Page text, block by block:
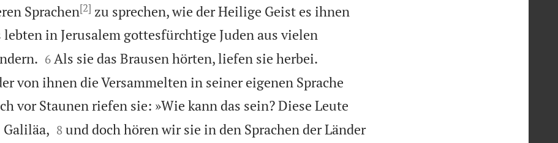
Sprachen[2] zu sprechen, wie der Heilige Geist es ihnen
lebten in Jerusalem gottesfürchtige Juden aus vielen

6 Als sie das Brausen hörten, liefen sie herbei.
von ihnen die Versammelten in seiner eigenen Sprache
vor Staunen riefen sie: »Wie kann das sein? Diese Leute

8 und doch hören wir sie in den Sprachen der Länder